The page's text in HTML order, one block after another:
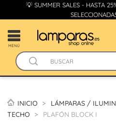
💡 SUMMER SALES - HASTA
MENÚ
INICIO LÁMPARAS /
TECHO
PLAFÓN BLOCK I